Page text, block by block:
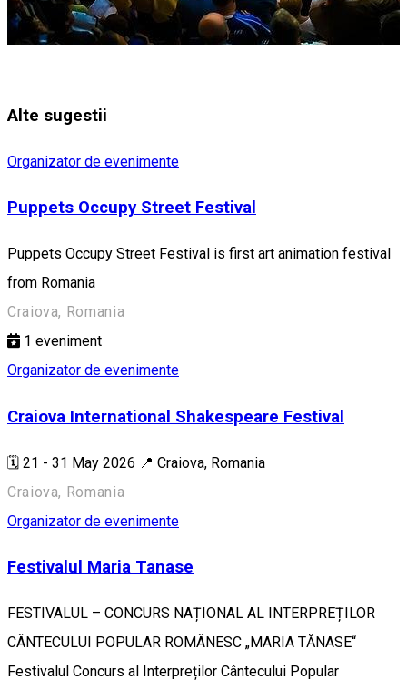
Alte sugestii
Organizator de evenimente
Puppets Occupy Street Festival
Puppets Occupy Street Festival is first art animation festival
from Romania
Craiova, Romania
1 eveniment
Organizator de evenimente
Craiova International Shakespeare Festival
🗓️ 21 - 31 May 2026 📍 Craiova, Romania
Craiova, Romania
Organizator de evenimente
Festivalul Maria Tanase
FESTIVALUL – CONCURS NAȚIONAL AL INTERPREȚILOR
CÂNTECULUI POPULAR ROMÂNESC „MARIA TĂNASE“
Festivalul Concurs al Interpreților Cântecului Popular